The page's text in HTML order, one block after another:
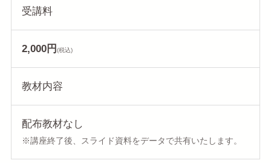
受講料
2,000円 (税込)
教材内容
配布教材なし
※講座終了後、スライド資料をデータで共有いたします。